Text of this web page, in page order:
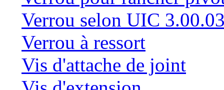
Verrou selon UIC
Verrou à ressort
Vis d'attache de joint